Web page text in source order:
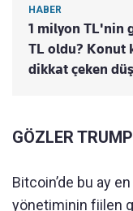
HABER
1 milyon TL'nin
TL oldu? Konut
dikkat çeken
GÖZLER
Bitcoin’de bu ay
yönetiminin fiilen